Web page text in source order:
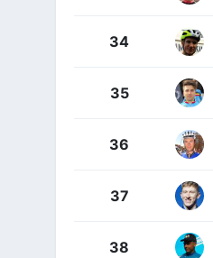
34
35
36
37
38